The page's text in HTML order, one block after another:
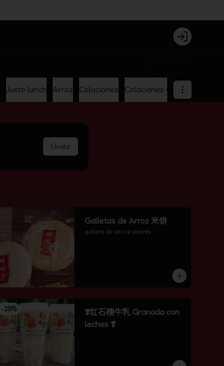
Login
Justo lunch Arroz Colaciones Colaciones Oferta
Únete
Galletas de Arroz 米饼
galleta de arroz sauves
-29%
❣️红石榴牛乳 Granada con
leches ❣️